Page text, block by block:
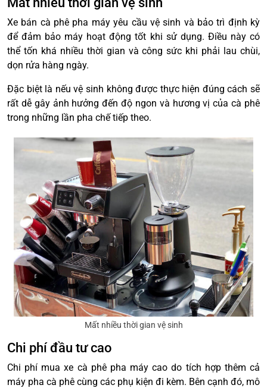
Xe bán cà phê pha máy yêu cầu vệ sinh và bảo trì định kỳ
để đảm bảo máy hoạt động tốt khi sử dụng. Điều này có
thể tốn khá nhiều thời gian và công sức khi phải lau chùi,
dọn rửa hàng ngày.
Đặc biệt là nếu vệ sinh không được thực hiện đúng cách sẽ
rất dễ gây ảnh hưởng đến độ ngon và hương vị của cà phê
trong những lần pha chế tiếp theo.
Mất nhiều thời gian vệ sinh
Chi phí đầu tư cao
Chi phí mua xe cà phê pha máy cao do tích hợp thêm cả
máy pha cà phê cùng các phụ kiện đi kèm. Bên cạnh đó, mô